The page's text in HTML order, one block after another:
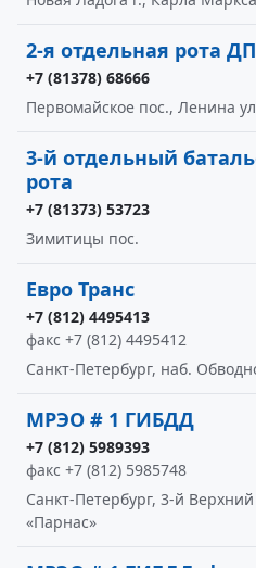
2-я отдельная рота
+7 (81378) 68666
Первомайское пос., Ленина
3-й отдельный
рота
+7 (81373) 53723
Зимитицы пос.
Евро Транс
+7 (812) 4495413
факс +7 (812) 4495412
Санкт-Петербург, наб.
МРЭО # 1 ГИБДД
+7 (812) 5989393
факс +7 (812) 5985748
Санкт-Петербург, 3-й
«Парнас»